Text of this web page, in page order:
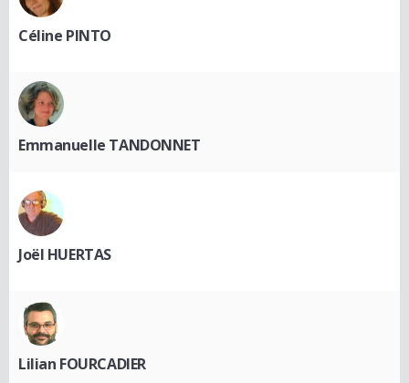
Céline PINTO
Emmanuelle TANDONNET
Joël HUERTAS
Lilian FOURCADIER